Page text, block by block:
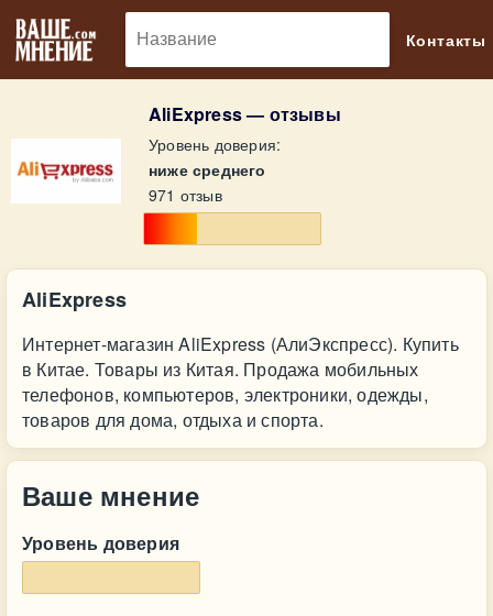
Контакты
AliExpress — отзывы
Уровень доверия:
ниже среднего
971 отзыв
AliExpress
Интернет-магазин AliExpress (АлиЭкспресс). Купить
в Китае. Товары из Китая. Продажа мобильных
телефонов, компьютеров, электроники, одежды,
товаров для дома, отдыха и спорта.
Ваше мнение
Уровень доверия